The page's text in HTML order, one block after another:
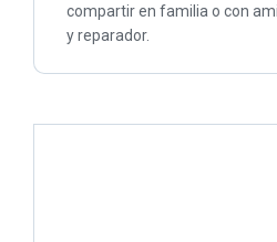
compartir en familia o con
y reparador.